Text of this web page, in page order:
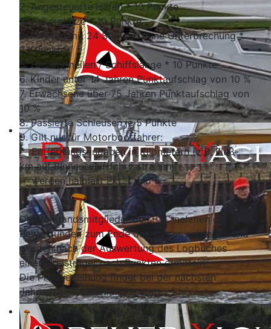
2. Angesteuerte Häfen * 10 Punkte
3. Ankerplätze * 10 Punkte
4. Fahrtag mit 24 Stunden ohne Unterbrechung *
25 Punkte
5. Gesamtmeilen / Schiffslänge * 10 Punkte
6. Kinder unter 14 Jahren Punktaufschlag von 10 %
7. Erwachsene über 75 Jahren Punktaufschlag von
10 %
8. Passierte Schleusen je 5 Punkte
9. Gilt nur für Motorbootfahrer:
Entfernungsangaben in Kilometern (z.B. Fluß-
km auf Binnenschifffahrtsstraßen)
werden halbiert Pkt. 1 und 5
Die Vorstandsmitglieder des BYC nehmen die
Bewerbungen zum Ende des Jahres entgegen und
werden nach der Auswertung des Logbuches
einen Preisträger nach Punkten ermitteln.
Die Preisverleihung findet bei der nächsten
Jahreshauptversammlung statt.